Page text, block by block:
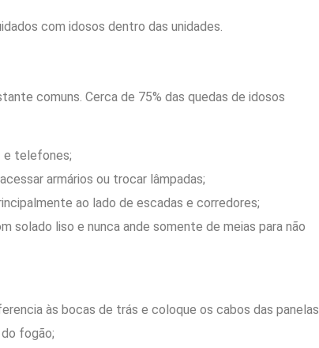
com idosos dentro das unidades.
comuns. Cerca de 75% das quedas de idosos
e telefones;
armários ou trocar lâmpadas;
ao lado de escadas e corredores;
solado liso e nunca ande somente de meias para não
às bocas de trás e coloque os cabos das panelas
fogão;